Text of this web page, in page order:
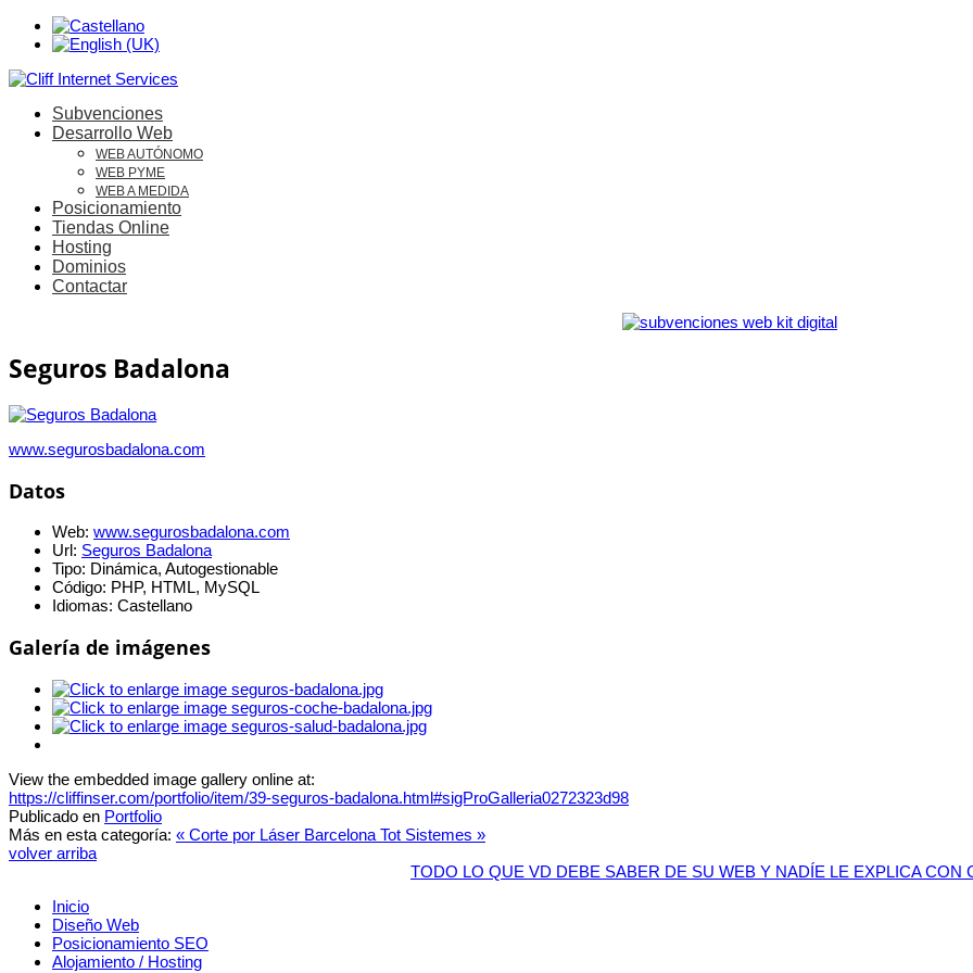
Subvenciones
Desarrollo Web
WEB AUTÓNOMO
WEB PYME
WEB A MEDIDA
Posicionamiento
Tiendas Online
Hosting
Dominios
Contactar
Seguros Badalona
www.segurosbadalona.com
Datos
Web: www.segurosbadalona.com
Url: Seguros Badalona
Tipo: Dinámica, Autogestionable
Código: PHP, HTML, MySQL
Idiomas: Castellano
Galería de imágenes
View the embedded image gallery online at:
https://cliffinser.com/portfolio/item/39-seguros-badalona.html#sigProGalleria0272323d98
Publicado en Portfolio
Más en esta categoría: « Corte por Láser Barcelona Tot Sistemes »
volver arriba
TODO LO QUE VD DEBE SABER DE SU WEB Y NADÍE LE EXPLICA CON
Inicio
Diseño Web
Posicionamiento SEO
Alojamiento / Hosting